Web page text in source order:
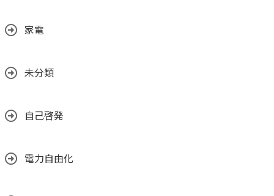
家電
未分類
自己啓発
電力自由化